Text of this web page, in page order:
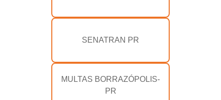
SENATRAN PR
MULTAS BORRAZÓPOLIS-
PR